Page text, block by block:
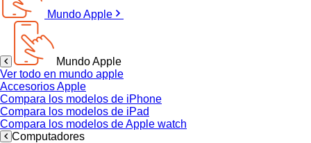
Mundo Apple
Mundo Apple
Ver todo en mundo apple
Accesorios Apple
Compara los modelos de iPhone
Compara los modelos de iPad
Compara los modelos de Apple watch
Computadores